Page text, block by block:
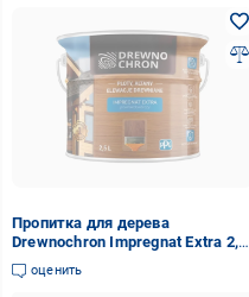
Пропитка для дерева
Drewnochron Impregnat Extra 2,5
л Темный орех (2790708993)
оценить